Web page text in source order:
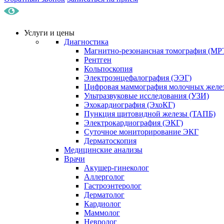
Услуги и цены
Диагностика
Магнитно-резонансная томография
Рентген
Кольпоскопия
Электроэнцефалография (ЭЭГ)
Цифровая маммография молочных
Ультразвуковые исследования (УЗИ)
Эхокардиография (ЭхоКГ)
Пункция щитовидной железы (ТАПБ)
Электрокардиография (ЭКГ)
Суточное мониторирование ЭКГ
Дерматоскопия
Медицинские анализы
Врачи
Акушер-гинеколог
Аллерголог
Гастроэнтеролог
Дерматолог
Кардиолог
Маммолог
Невролог